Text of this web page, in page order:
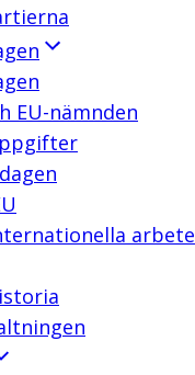
EU-nämnden
arbete